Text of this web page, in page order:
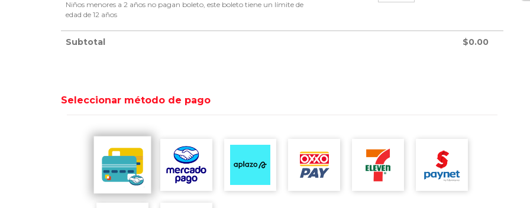
Niños menores a 2 años no pagan boleto, este boleto tiene un límite de
edad de 12 años
Subtotal $0.00
Seleccionar método de pago